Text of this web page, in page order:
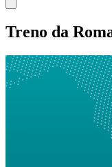
Treno da